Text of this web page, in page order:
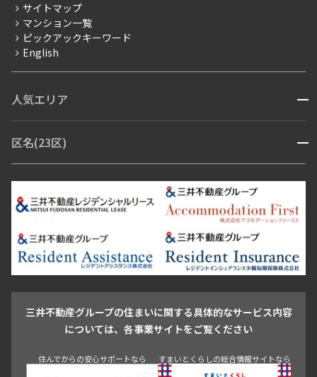
賃料改定
フリーレント
ペット可
ブランドマンション
サイトマップ
マンション一覧
ピックアックキーワード
English
人気エリア 開閉
青山・表参道・原宿
市ヶ谷・神楽坂・飯田橋
三田・芝・浜松町
芝浦・汐留・品川
月島・勝どき・豊洲
本郷・春日・小石川
目白・高田馬場・早稲田
池尻大橋・三軒茶屋
祐天寺・学芸大学・自由が丘
駒沢・用賀・二子玉川
成城・砧
池袋・板橋・王子
青山 渋谷 東京・大手町 新宿 品川
目黒・中目黒
区名(23区) 開閉
江東区 台東区 墨田区
中野区
豊島区
杉並区 板橋区 練馬区 荒川区
足立区
葛飾区
江戸川区
三井不動産グループの住まいに関する具体的なサービス内容
については、各事業サイトをご覧ください
住んでからの安心サポートなら すまいとくらしの総合情報サイトなら